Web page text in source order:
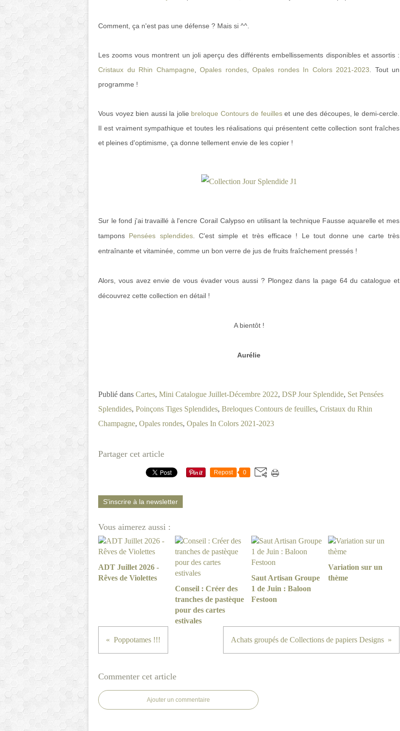
Comment, ça n'est pas une défense ? Mais si ^^.
Les zooms vous montrent un joli aperçu des différents embellissements disponibles et assortis :
Cristaux du Rhin Champagne
Opales rondes, Opales rondes In Colors 2021-2023 . Tout un
programme !
Vous voyez bien aussi la jolie breloque Contours de feuilleset une des découpes, le demi-cercle.
Il est vraiment sympathique et toutes les réalisations qui présentent cette collection sont fraîches
et pleines d'optimisme, ça donne tellement envie de les copier !
Sur le fond j'ai travaillé à l'encre Corail Calypso en utilisant la technique Fausse aquarelle et mes
tampons Pensées splendides. C'est simple et très efficace ! Le tout donne une carte très
entraînante et vitaminée, comme un bon verre de jus de fruits fraîchement pressés !
Alors, vous avez envie de vous évader vous aussi ? Plongez dans la page 64 du catalogue et
découvrez cette collection en détail !
A bientôt !
Aurélie
Publié dans Cartes, Mini Catalogue Juillet-Décembre 2022, DSP Jour Splendide, Set Pensées
Splendides, Poinçons Tiges Splendides, Breloques Contours de feuilles, Cristaux du Rhin
Champagne, Opales rondes, Opales In Colors 2021-2023
Partager cet article
Repost 0
S'inscrire à la newsletter
Vous aimerez aussi :
ADT Juillet 2026 -
Rêves de Violettes
Conseil : Créer des
tranches de pastèque
pour des cartes
estivales
Saut Artisan Groupe
1 de Juin : Baloon
Festoon
Variation sur un
thème
Poppotames !!! Achats groupés de Collections de papiers Designs
Commenter cet article
Ajouter un commentaire